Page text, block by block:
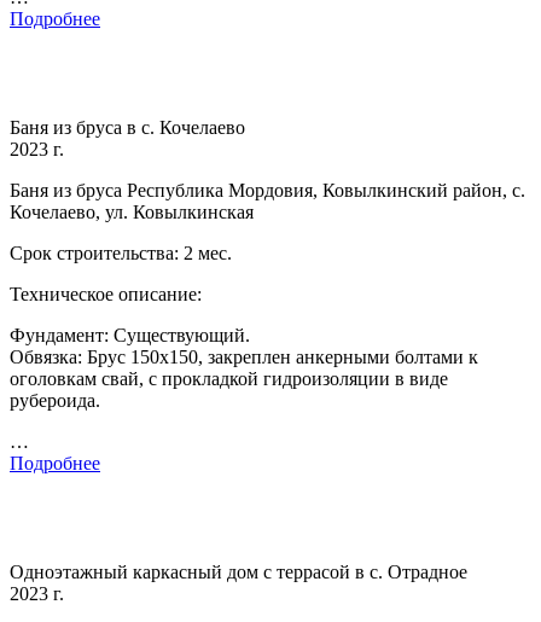
Подробнее
Баня из бруса в с. Кочелаево
2023 г.
Баня из бруса Республика Мордовия, Ковылкинский район, с.
Кочелаево, ул. Ковылкинская
Срок строительства: 2 мес.
Техническое описание:
Фундамент: Существующий.
Обвязка: Брус 150х150, закреплен анкерными болтами к
оголовкам свай, с прокладкой гидроизоляции в виде
рубероида.
…
Подробнее
Одноэтажный каркасный дом с террасой в с. Отрадное
2023 г.